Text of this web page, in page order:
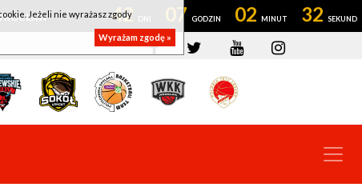
42 07 02 31
Jeżeli nie wyrażasz zgody
Wyrażam zgodę »